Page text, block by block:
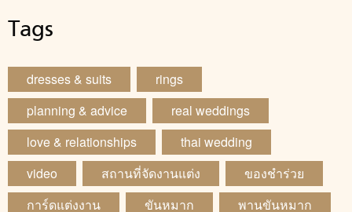
Tags
dresses & suits
rings
planning & advice
real weddings
love & relationships
thai wedding
video
สถานที่จัดงานแต่ง
ของชำร่วย
การ์ดแต่งงาน
ขันหมาก พานขันหมาก